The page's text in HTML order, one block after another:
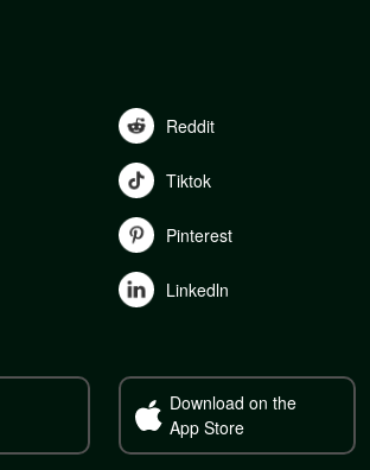
Reddit
Tiktok
Pinterest
Linkedln
Download on the
App Store